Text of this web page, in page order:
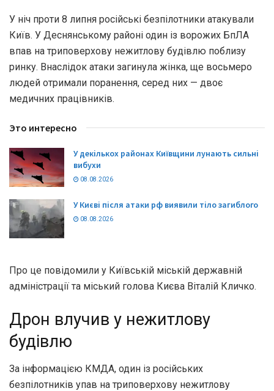
У ніч проти 8 липня російські безпілотники атакували
Київ. У Деснянському районі один із ворожих БпЛА
впав на триповерхову нежитлову будівлю поблизу
ринку. Внаслідок атаки загинула жінка, ще восьмеро
людей отримали поранення, серед них — двоє
медичних працівників.
Это интересно
У декількох районах Київщини лунають сильні
вибухи
08.08.2026
У Києві після атаки рф виявили тіло загиблого
08.08.2026
Про це повідомили у Київській міській державній
адміністрації та міський голова Києва Віталій Кличко.
Дрон влучив у нежитлову
будівлю
За інформацією КМДА, один із російських
безпілотників упав на триповерхову нежитлову